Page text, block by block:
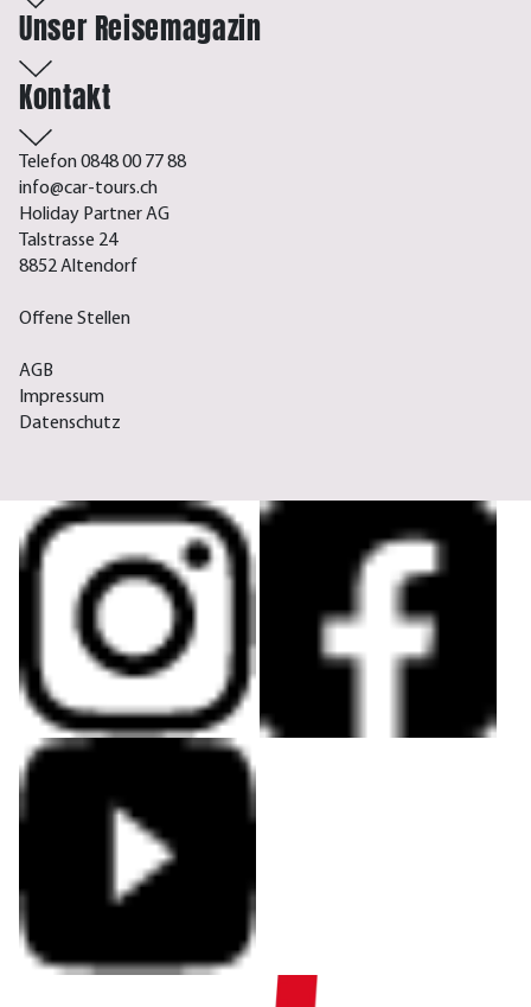
Unser Reisemagazin
Kontakt
Telefon 0848 00 77 88
info@car-tours.ch
Holiday Partner AG
Talstrasse 24
8852 Altendorf
Offene Stellen
AGB
Impressum
Datenschutz